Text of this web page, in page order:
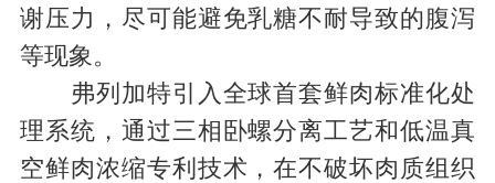
谢压力，尽可能避免乳糖不耐导致的腹泻
等现象。
弗列加特引入全球首套鲜肉标准化处
理系统，通过三相卧螺分离工艺和低温真
空鲜肉浓缩专利技术，在不破坏肉质组织